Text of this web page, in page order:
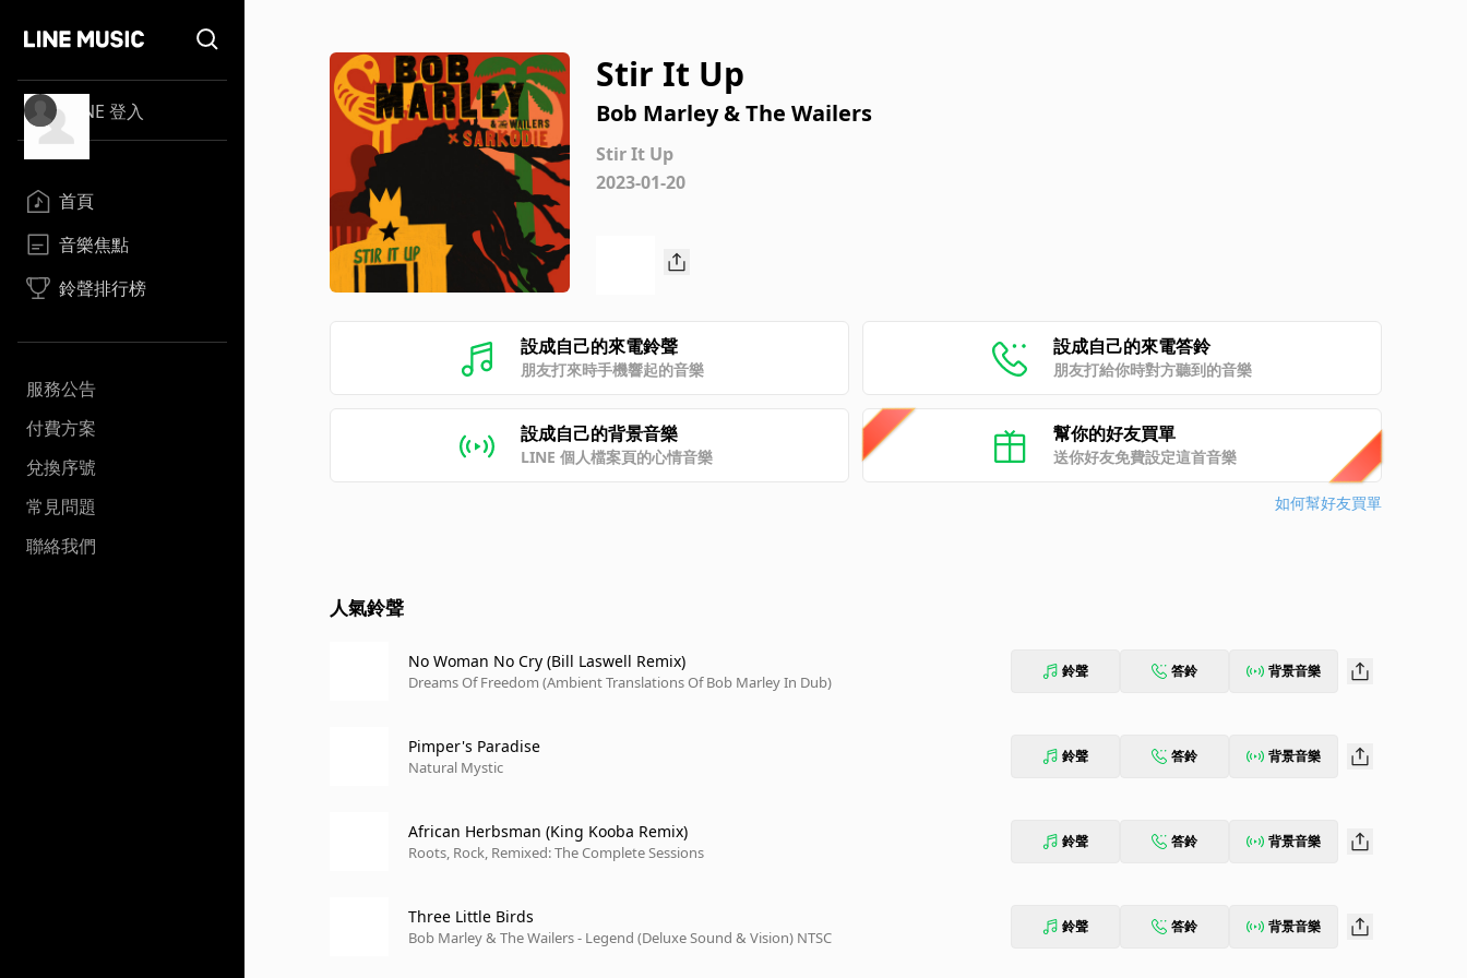
LINE 登入
首頁
音樂焦點
鈴聲排行榜
服務公告
付費方案
兌換序號
常見問題
聯絡我們
Stir It Up
Bob Marley & The Wailers
Stir It Up
2023-01-20
設成自己的來電鈴聲
朋友打來時手機響起的音樂
設成自己的來電答鈴
朋友打給你時對方聽到的音樂
設成自己的背景音樂
LINE 個人檔案頁的心情音樂
幫你的好友買單
送你好友免費設定這首音樂
如何幫好友買單
人氣鈴聲
No Woman No Cry (Bill Laswell Remix)
Dreams Of Freedom (Ambient Translations Of Bob Marley In Dub)
鈴聲 答鈴 背景音樂
Pimper's Paradise
Natural Mystic
鈴聲 答鈴 背景音樂
African Herbsman (King Kooba Remix)
Roots, Rock, Remixed: The Complete Sessions
鈴聲 答鈴 背景音樂
Three Little Birds
Bob Marley & The Wailers - Legend (Deluxe Sound & Vision) NTSC
鈴聲 答鈴 背景音樂